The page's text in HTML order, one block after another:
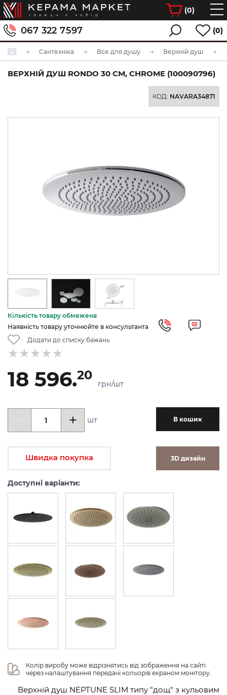
(0)
067 322 7597 (0)
Сантехніка Все для душу Верхній душ
ВЕРХНІЙ ДУШ RONDO 30 СМ, CHROME (100090796)
КОД: NAVARA34871
Кількість товару обмежена
Наявність товару уточнюйте в консультанта
Додати до списку бажань
18 596.20
грн/шт
шт В кошик
Швидка покупка 3D дизайн
Доступні варіанти:
Колір виробу може відрізнятись від зображення на сайті
через налаштування передачі кольорів екраном монітору.
Верхній душ NEPTUNE SLIM типу "дощ" з кульовим